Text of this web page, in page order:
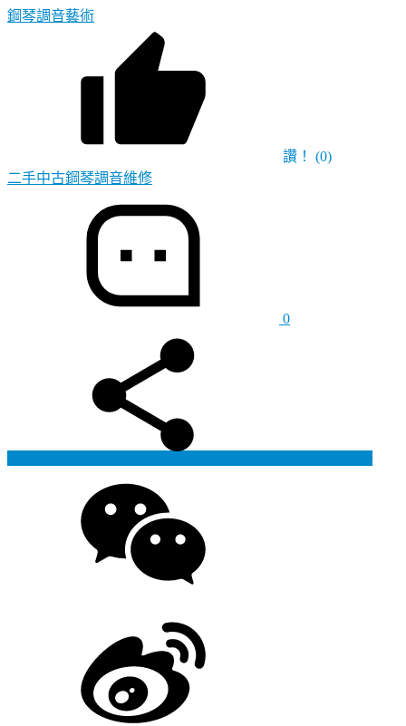
鋼琴調音藝術
讚！ (0)
二手中古鋼琴調音維修
0